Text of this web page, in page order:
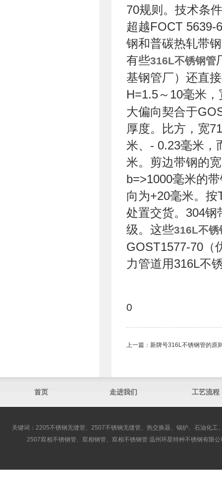
70规则。技术条
超越FOCT
钢和普碳热轧带
有些316L不锈钢管
基钢管厂）还直
H=1.5～10毫米
大偏向契合于
厚度。比方，宽
米、- 0.23毫米，
米。剪边带钢的
b=>1000毫米的
向为+20毫米。
处置交货。304钢
级。这些316L不锈
GOST1577-70（
力管道用316L不
0
上一篇： 新牌号316L不锈钢管的原
首页 走进我们 工艺流程
关键词：2205不锈钢无缝管、2507不锈钢无缝管、热交换器、锅炉、石油化
2507双相不锈钢管、双相钢管、双相不锈钢管 温州环星特种不锈钢有限